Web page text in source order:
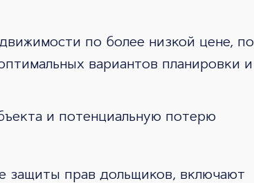
по более низкой цене, по
вариантов планировки и
и потенциальную потерю
защиты прав дольщиков, включают